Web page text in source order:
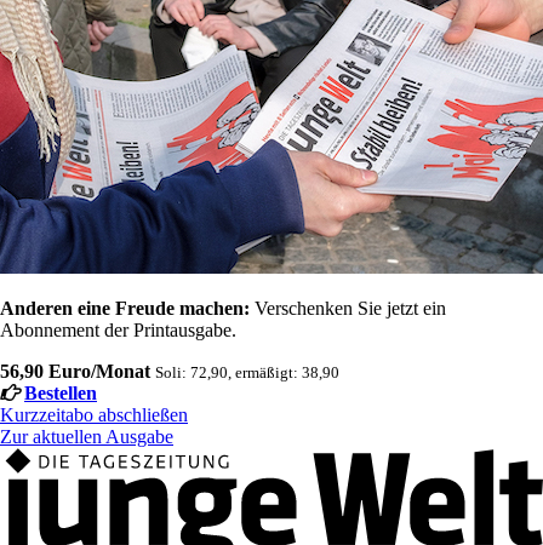
Anderen eine Freude machen: Verschenken Sie jetzt ein
Abonnement der Printausgabe.
56,90 Euro/Monat Soli: 72,90, ermäßigt: 38,90
Bestellen
Kurzzeitabo abschließen
Zur aktuellen Ausgabe